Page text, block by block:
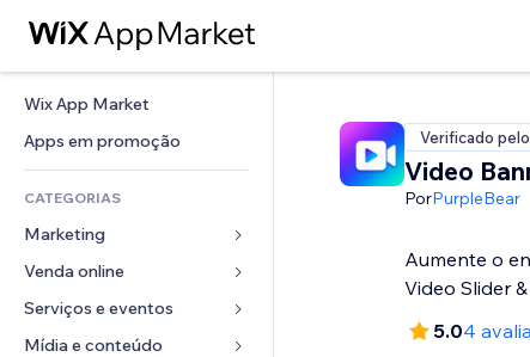
Wix App Market
Apps em promoção
CATEGORIAS
Marketing
Anúncios
Mobile
Análises
Venda online
Apps para lojas
Frete e entrega
Serviços e eventos
Hotéis
Mídia e conteúdo
Verificado
Video
PorPurpleBear
Aumente o
Video Slider
5.04